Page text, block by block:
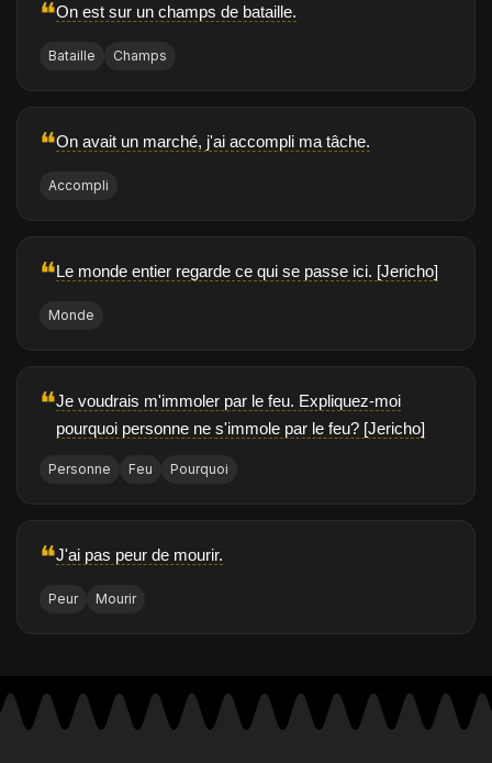
❝On est sur un champs de bataille.
Bataille Champs
❝On avait un marché, j'ai accompli ma tâche.
Accompli
❝Le monde entier regarde ce qui se passe ici. [Jericho]
Monde
❝Je voudrais m'immoler par le feu. Expliquez-moi
pourquoi personne ne s'immole par le feu? [Jericho]
Personne Feu Pourquoi
❝J'ai pas peur de mourir.
Peur Mourir